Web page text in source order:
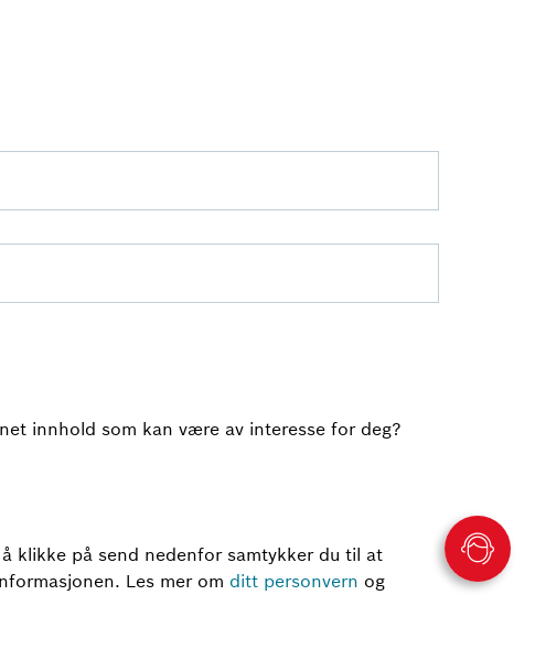
innhold som kan være av interesse for deg?
klikke på send nedenfor samtykker du til at
Les mer om ditt personvern og